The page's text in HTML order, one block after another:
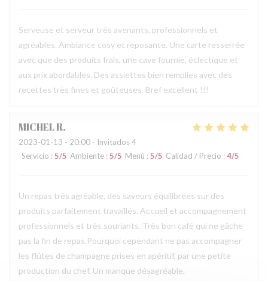
Serveuse et serveur très avenants, professionnels et
agréables. Ambiance cosy et reposante. Une carte resserrée
avec que des produits frais, une cave fournie, éclectique et
aux prix abordables. Des assiettes bien remplies avec des
recettes très fines et goûteuses. Bref excellent !!!
MICHELR
2023-01-13 - 20:00 - Invitados 4
Servicio : 5/5 Ambiente : 5/5 Menú : 5/5 Calidad / Precio : 4/5
Un repas très agréable, des saveurs équilibrées sur des
produits parfaitement travaillés. Accueil et accompagnement
professionnels et très souriants. Très bon café qui ne gâche
pas la fin de repas.Pourquoi cependant ne pas accompagner
les flûtes de champagne prises en apéritif, par une petite
production du chef. Un manque désagréable.